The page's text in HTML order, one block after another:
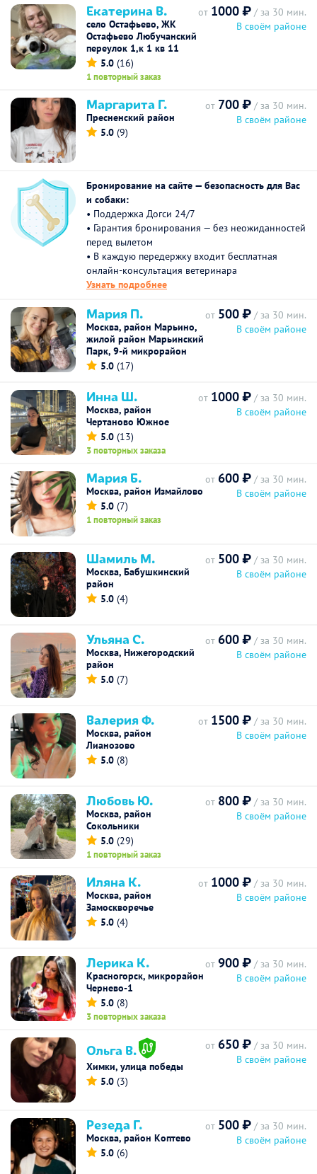
Екатерина В.
село Остафьево, ЖК
Остафьево Любучанский
переулок 1,к 1 кв 11
5.0 (16)
1 повторный заказ
от 1000 ₽ / за 30 мин.
В своём районе
Маргарита Г.
Пресненский район
5.0 (9)
от 700 ₽ / за 30 мин.
В своём районе
Бронирование на сайте — безопасность для Вас
и собаки:
• Поддержка Догси 24/7
• Гарантия бронирования — без неожиданностей
перед вылетом
• В каждую передержку входит бесплатная
онлайн-консультация ветеринара
Узнать подробнее
Мария П.
Москва, район Марьино,
жилой район Марьинский
Парк, 9-й микрорайон
5.0 (17)
от 500 ₽ / за 30 мин.
В своём районе
Инна Ш.
Москва, район
Чертаново Южное
5.0 (13)
3 повторных заказа
от 1000 ₽ / за 30 мин.
В своём районе
Мария Б.
Москва, район Измайлово
5.0 (7)
1 повторный заказ
от 600 ₽ / за 30 мин.
В своём районе
Шамиль М.
Москва, Бабушкинский
район
5.0 (4)
от 500 ₽ / за 30 мин.
В своём районе
Ульяна С.
Москва, Нижегородский
район
5.0 (7)
от 600 ₽ / за 30 мин.
В своём районе
Валерия Ф.
Москва, район
Лианозово
5.0 (8)
от 1500 ₽ / за 30 мин.
В своём районе
Любовь Ю.
Москва, район
Сокольники
5.0 (29)
1 повторный заказ
от 800 ₽ / за 30 мин.
В своём районе
Иляна К.
Москва, район
Замоскворечье
5.0 (4)
от 1000 ₽ / за 30 мин.
В своём районе
Лерика К.
Красногорск, микрорайон
Чернево-1
5.0 (8)
3 повторных заказа
от 900 ₽ / за 30 мин.
В своём районе
Ольга В.
Химки, улица победы
5.0 (3)
от 650 ₽ / за 30 мин.
В своём районе
Резеда Г.
Москва, район Коптево
5.0 (6)
от 500 ₽ / за 30 мин.
В своём районе